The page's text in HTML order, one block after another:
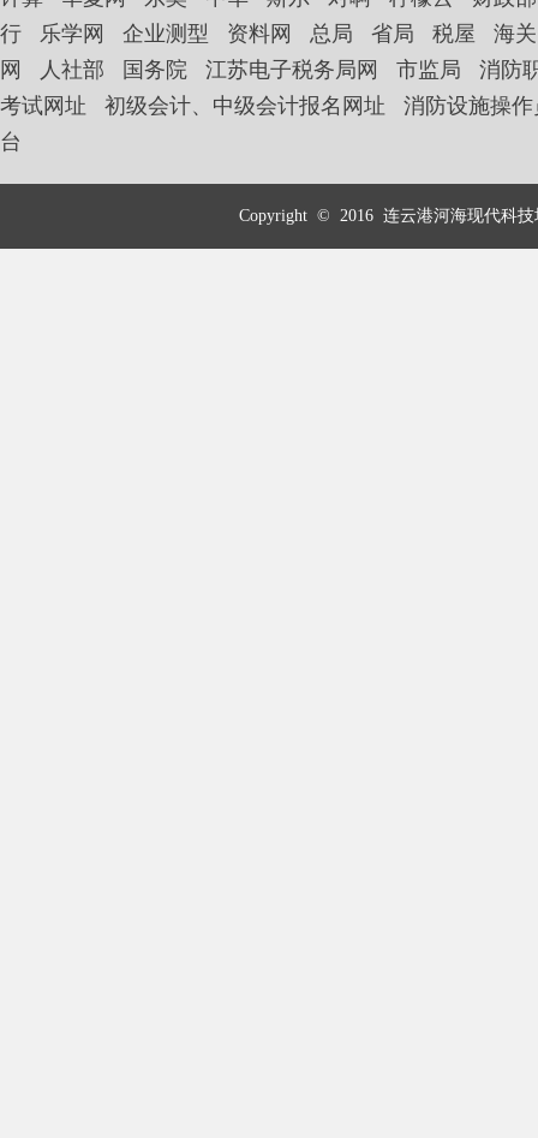
行
乐学网 企业测型 资料网 总局 省局 税屋
海关
网
人社部 国务院 江苏电子税务局网 市监局
消防
考试网址
初级会计、中级会计报名网址
消防设施操
台
Copyright © 2016 连云港河海现代科